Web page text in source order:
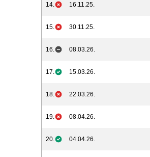
14. 16.11.25.
15. 30.11.25.
16. 08.03.26.
17. 15.03.26.
18. 22.03.26.
19. 08.04.26.
20. 04.04.26.